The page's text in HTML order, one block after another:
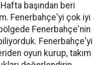
başından beri
Fenerbahçe'yi çok iyi
Fenerbahçe'nin
Fenerbahçe'yi
oyun kurup, takım